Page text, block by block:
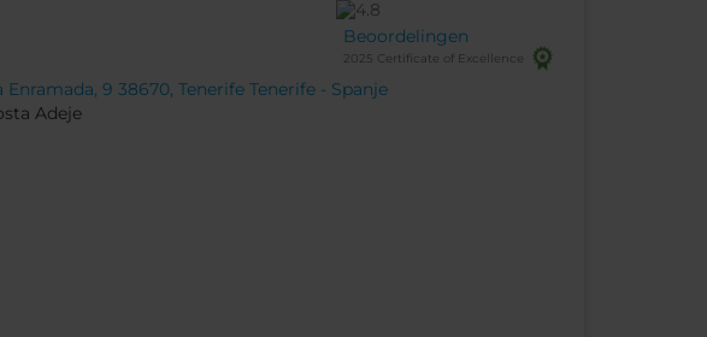
Enramada, 9 38670, Tenerife Tenerife - Spanje
Adeje
Beoordelingen
2025 Certificate of Excellence